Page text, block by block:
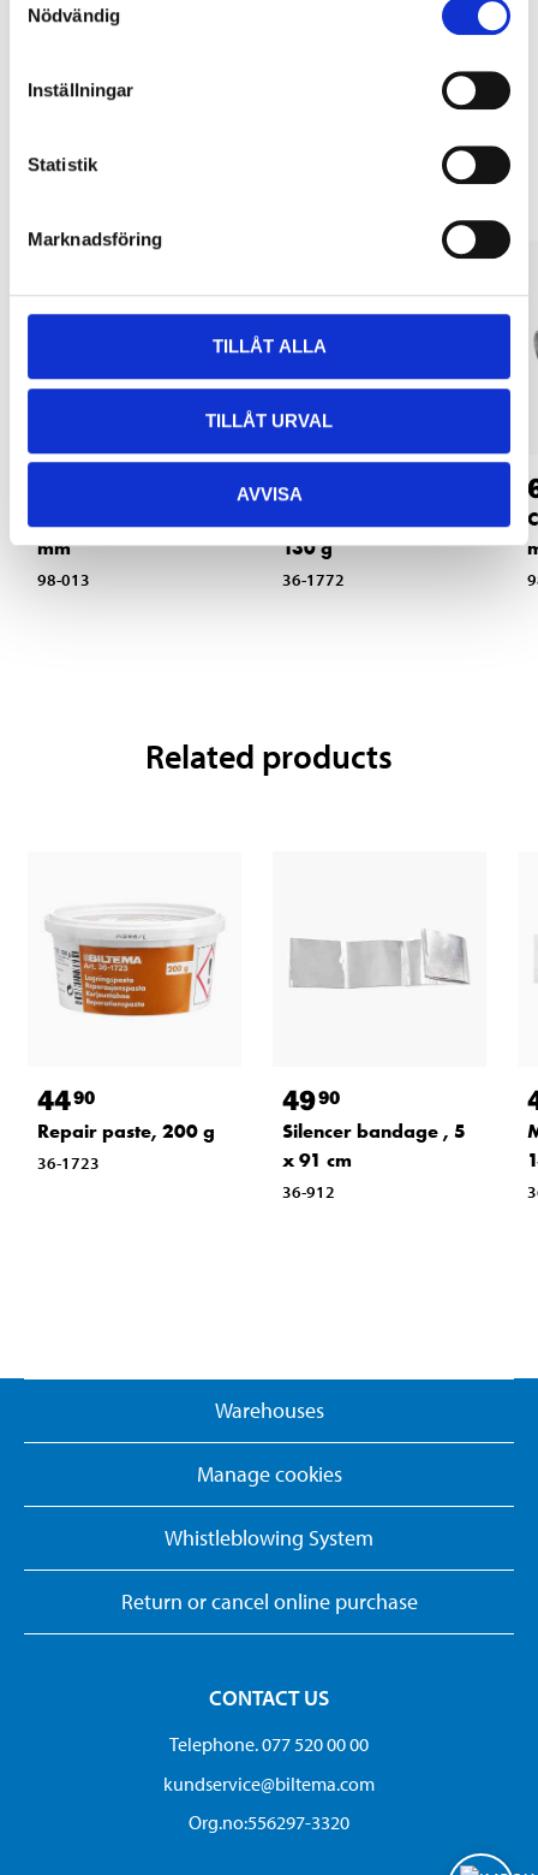
Nödvändig
Inställningar
Statistik
Marknadsföring
TILLÅT ALLA
TILLÅT URVAL
AVVISA
Other customers also bought
mm
98-013
44
130 g
36-1772
Related products
4490
Repair paste, 200 g
36-1723
4990
Silencer bandage , 5
x 91 cm
36-912
Warehouses
Manage cookies
Whistleblowing System
Return or cancel online purchase
CONTACT US
Telephone. 077 520 00 00
kundservice@biltema.com
Org.no:556297-3320